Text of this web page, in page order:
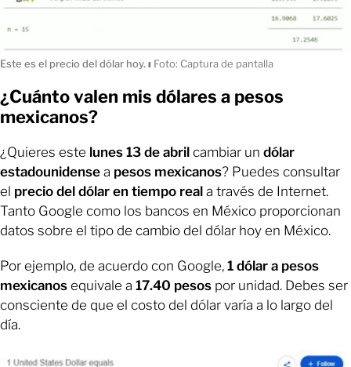
Este es el precio del dólar hoy.ı Foto: Captura de pantalla
¿Cuánto valen mis dólares a pesos
mexicanos?
¿Quieres este lunes 13 de abril cambiar un dólar
estadounidense a pesos mexicanos? Puedes consultar
el precio del dólar en tiempo real a través de Internet.
Tanto Google como los bancos en México proporcionan
datos sobre el tipo de cambio del dólar hoy en México.
Por ejemplo, de acuerdo con Google, 1 dólar a pesos
mexicanos equivale a 17.40 pesos por unidad. Debes ser
consciente de que el costo del dólar varía a lo largo del
día.